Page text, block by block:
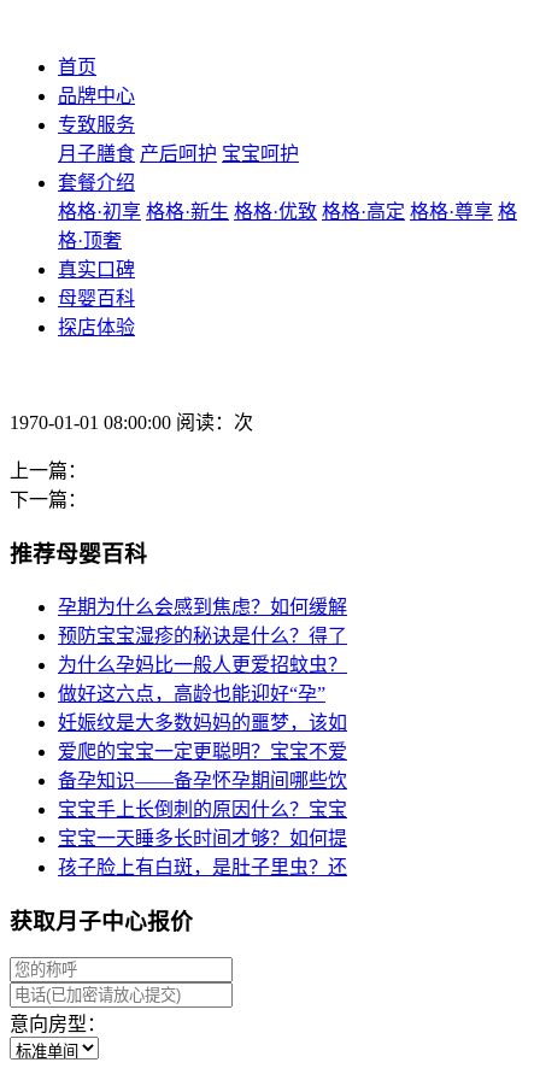
首页
品牌中心
专致服务
月子膳食 产后呵护 宝宝呵护
套餐介绍
格格·初享 格格·新生 格格·优致 格格·高定 格格·尊享 格
格·顶奢
真实口碑
母婴百科
探店体验
1970-01-01 08:00:00 阅读：次
上一篇：
下一篇：
推荐母婴百科
孕期为什么会感到焦虑？如何缓解
预防宝宝湿疹的秘诀是什么？得了
为什么孕妈比一般人更爱招蚊虫？
做好这六点，高龄也能迎好“孕”
妊娠纹是大多数妈妈的噩梦，该如
爱爬的宝宝一定更聪明？宝宝不爱
备孕知识——备孕怀孕期间哪些饮
宝宝手上长倒刺的原因什么？宝宝
宝宝一天睡多长时间才够？如何提
孩子脸上有白斑，是肚子里虫？还
获取月子中心报价
意向房型：